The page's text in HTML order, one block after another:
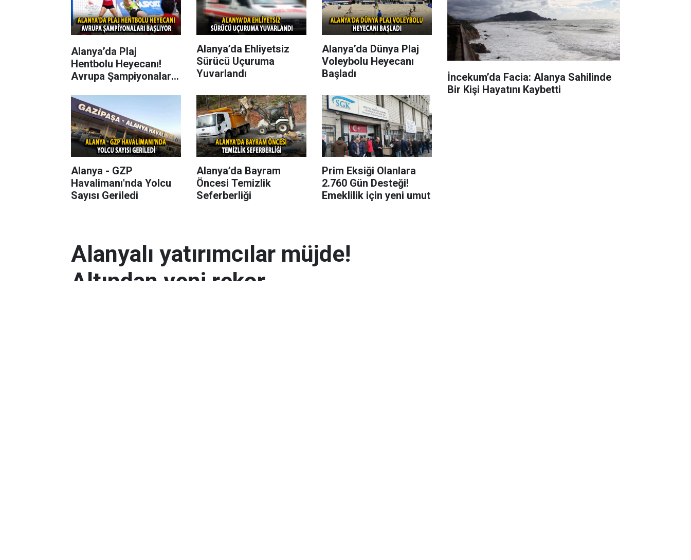
Alanya’da Plaj
Hentbolu Heyecanı!
Avrupa Şampiyonaları
Alanya’da Ehliyetsiz
Sürücü Uçuruma
Yuvarlandı
Alanya’da Dünya Plaj
Voleybolu Heyecanı
Başladı
Alanya - GZP
Havalimanı'nda Yolcu
Sayısı Geriledi
Alanya’da Bayram
Öncesi Temizlik
Seferberliği
Prim Eksiği Olanlara
2.760 Gün Desteği!
Emeklilik için yeni umut
Alanyalı yatırımcılar müjde!
Altından yeni rekor
İncekum’da Facia: Alanya Sahilinde
Bir Kişi Hayatını Kaybetti